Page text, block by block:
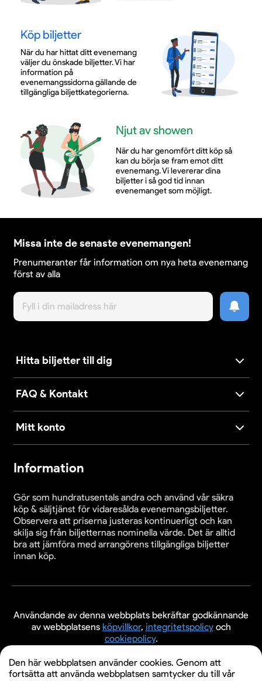
Köp biljetter
När du har hittat ditt evenemang
väljer du önskade biljetter. Vi har
information på
evenemangssidorna gällande de
tillgängliga biljettkategorierna.
Njut av showen
När du har genomfört ditt köp så
kan du börja se fram emot ditt
evenemang. Vi levererar dina
biljetter i så god tid innan
evenemanget som möjligt.
Missa inte de senaste evenemangen!
Prenumeranter får information om nya heta evenemang
först av alla
Hitta biljetter till dig
FAQ & Kontakt
Mitt konto
Information
Gör som hundratusentals andra och använd vår säkra
köp & säljtjänst för vidaresålda evenemangsbiljetter.
Observera att priserna justeras kontinuerligt och kan
skilja sig från biljetternas nominella värde. Det är alltid
bra att jämföra med arrangörens tillgängliga biljetter
innan köp.
Användande av denna webbplats bekräftar godkännande
av webbplatsens köpvillkor, integritetspolicyoch
cookiepolicy.
© 2026 Evenemangsbiljetter.se
Den här webbplatsen använder cookies. Genom att
fortsätta att använda webbplatsen samtycker du till vår